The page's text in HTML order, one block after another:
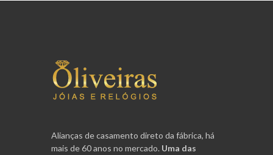
Alianças de casamento direto da fábrica, há
mais de 60 anos no mercado. Uma das